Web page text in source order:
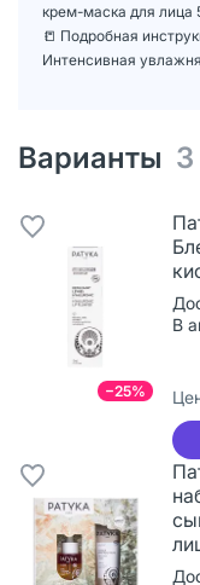
крем-маска для
📒 Подробная
Интенсивная
Варианты 3
−25%
В